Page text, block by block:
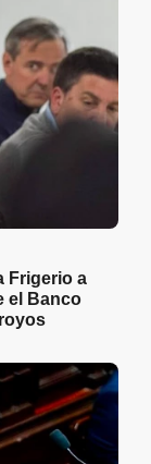
Frigerio a
el Banco